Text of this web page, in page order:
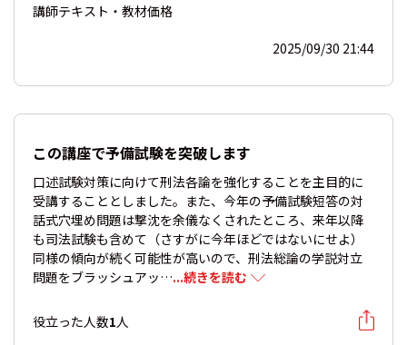
講師テキスト・教材価格
2025/09/30 21:44
この講座で予備試験を突破します
口述試験対策に向けて刑法各論を強化することを主目的に
受講することとしました。また、今年の予備試験短答の対
話式穴埋め問題は撃沈を余儀なくされたところ、来年以降
も司法試験も含めて（さすがに今年ほどではないにせよ）
同様の傾向が続く可能性が高いので、刑法総論の学説対立
問題をブラッシュアッ…...続きを読む
役立った人数1人